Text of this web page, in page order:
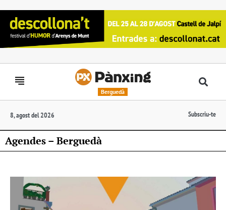
Berguedà
8, agost del 2026 Subscriu-te
Agendes – Berguedà